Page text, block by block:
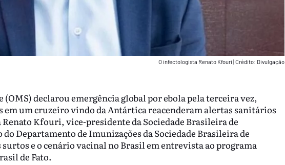
O infectologista Renato Kfouri |Crédito: Divulgação
(OMS) declarou emergência global por ebola pela terceira vez,
um cruzeiro vindo da Antártica reacenderam alertas sanitários
Kfouri, vice-presidente da Sociedade Brasileira de
Departamento de Imunizações da Sociedade Brasileira de
e o cenário vacinal no Brasil em entrevista ao programa
de Fato.